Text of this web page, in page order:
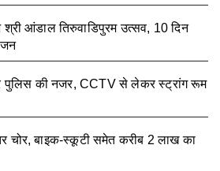
आंडाल तिरुवाडिपुरम उत्सव, 10 दिन
पुलिस की नजर, CCTV से लेकर स्ट्रांग रूम
चोर, बाइक-स्कूटी समेत करीब 2 लाख का